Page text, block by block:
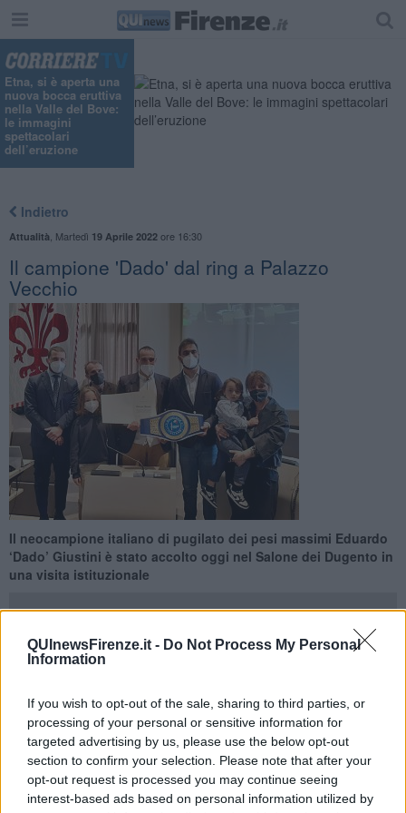
QUInewsFirenze.it - Do Not Process My Personal
Information
If you wish to opt-out of the sale, sharing to third parties, or
processing of your personal or sensitive information for
targeted advertising by us, please use the below opt-out
section to confirm your selection. Please note that after your
opt-out request is processed you may continue seeing
interest-based ads based on personal information utilized by
Etna, si è aperta una
nuova bocca eruttiva
nella Valle del Bove:
le immagini
spettacolari
dell’eruzione
Indietro
Attualità Martedì 19 Aprile 2022ore 16:30
Il campione 'Dado' dal ring a Palazzo
Vecchio
Il neocampione italiano di pugilato dei pesi massimi Eduardo
‘Dado’ Giustini è stato accolto oggi nel Salone dei Dugento in
una visita istituzionale
massimi Eduardo ‘Dado’ Giustinisi è recato oggi in Palazzo
Vecchio dove è stato accolto nel Salone dei Dugento dall’assessore
allo sport Cosimo Guccione e dal presidente del consiglio comunale
Luca Milani a pochi giorni dalla conquista del titolo.
Originario di San Frediano, già calciante di Parte Bianca, Giustini è
stato incoronato ai vertici del pugilato italiano sul ring della